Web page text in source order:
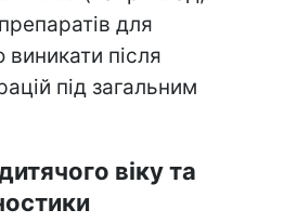
для
виникати після
під загальним
віку та